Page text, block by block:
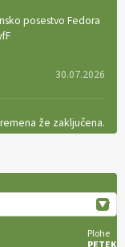
posestvo Fedora
30.07.2026
že zaključena.
so odlična izbira za
Plohe